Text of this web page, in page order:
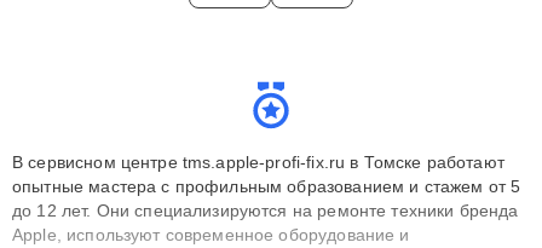
В сервисном центре tms.apple-profi-fix.ru в Томске работают
опытные мастера с профильным образованием и стажем от 5
до 12 лет. Они специализируются на ремонте техники бренда
Apple, используют современное оборудование и